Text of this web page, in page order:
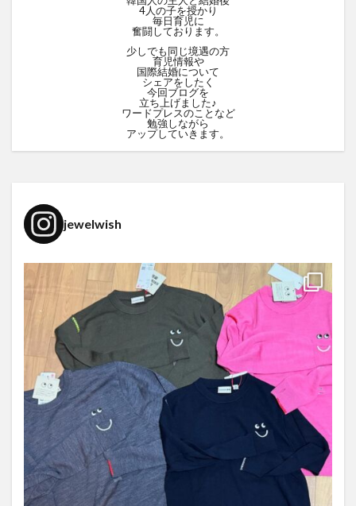
4人の子を授かり
毎日育児に
奮闘しております。
少しでも同じ境遇の方
育児情報や
国際結婚について
シェアをしたく
今回ブログを
立ち上げました♪
ワードプレスのことなど
勉強しながら
アップしていきます。
jewelwish